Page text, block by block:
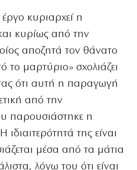
κυριαρχεί η
κυρίως από την
αποζητά τον θάνατο
το μαρτύριο» σχολιάζει
ότι αυτή η παραγωγή
από την
παρουσιάστηκε η
της είναι
μέσα από τα μάτια
λόγω του ότι είναι